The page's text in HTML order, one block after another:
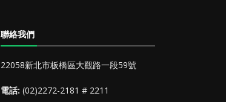
聯絡我們
22058新北市板橋區大觀路一段59號
電話: (02)2272-2181 # 2211